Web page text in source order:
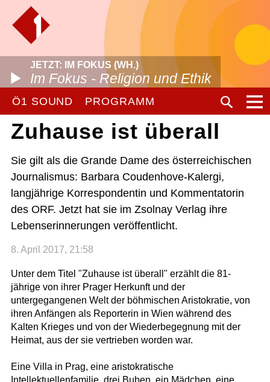
JETZT: IM FOKUS (WH.)
Im Fokus - Religion und Ethik
Ö1 SOUND PROGRAMM
Zuhause ist überall
Sie gilt als die Grande Dame des österreichischen
Journalismus: Barbara Coudenhove-Kalergi,
langjährige Korrespondentin und Kommentatorin
des ORF. Jetzt hat sie im Zsolnay Verlag ihre
Lebenserinnerungen veröffentlicht.
8. April 2017, 21:58
Unter dem Titel "Zuhause ist überall" erzählt die 81-
jährige von ihrer Prager Herkunft und der
untergegangenen Welt der böhmischen Aristokratie, von
ihren Anfängen als Reporterin in Wien während des
Kalten Krieges und von der Wiederbegegnung mit der
Heimat, aus der sie vertrieben worden war.
Eine Villa in Prag, eine aristokratische